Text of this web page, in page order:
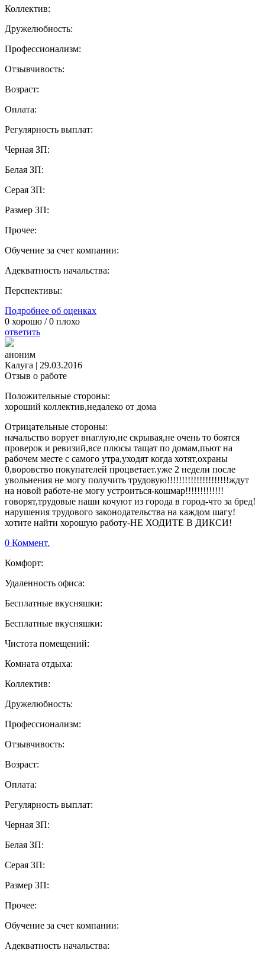
Коллектив:
Дружелюбность:
Профессионализм:
Отзывчивость:
Возраст:
Оплата:
Регулярность выплат:
Черная ЗП:
Белая ЗП:
Серая ЗП:
Размер ЗП:
Прочее:
Обучение за счет компании:
Адекватность начальства:
Перспективы:
Подробнее об оценках
0 хорошо /0 плохо
ответить
аноним
Калуга | 29.03.2016
Отзыв о работе
Положительные стороны:
хороший коллектив,недалеко от дома
Отрицательные стороны:
начальство ворует внаглую,не скрывая,не очень то боятся
проверок и ревизий,все плюсы тащат по домам,пьют на
рабочем месте с самого утра,уходят когда хотят,охраны
0,воровство покупателей процветает.уже 2 недели после
увольнения не могу получить трудовую!!!!!!!!!!!!!!!!!!!!!ждут
на новой работе-не могу устроиться-кошмар!!!!!!!!!!!!!
говорят,трудовые наши кочуют из города в город-что за бред!
нарушения трудового законодательства на каждом шагу!
хотите найти хорошую работу-НЕ ХОДИТЕ В ДИКСИ!
0 Коммент.
Комфорт:
Удаленность офиса:
Бесплатные вкусняшки:
Бесплатные вкусняшки:
Чистота помещений:
Комната отдыха:
Коллектив:
Дружелюбность:
Профессионализм:
Отзывчивость:
Возраст:
Оплата:
Регулярность выплат:
Черная ЗП:
Белая ЗП:
Серая ЗП:
Размер ЗП:
Прочее:
Обучение за счет компании:
Адекватность начальства: